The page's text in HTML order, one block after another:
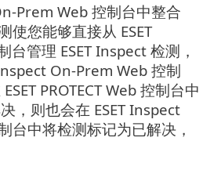
Prem Web 控制台中整合
使您能够直接从 ESET
台管理 ESET Inspect 检测，
On-Prem Web 控制
PROTECT Web 控制台中
，则也会在 ESET Inspect
台中将检测标记为已解决，